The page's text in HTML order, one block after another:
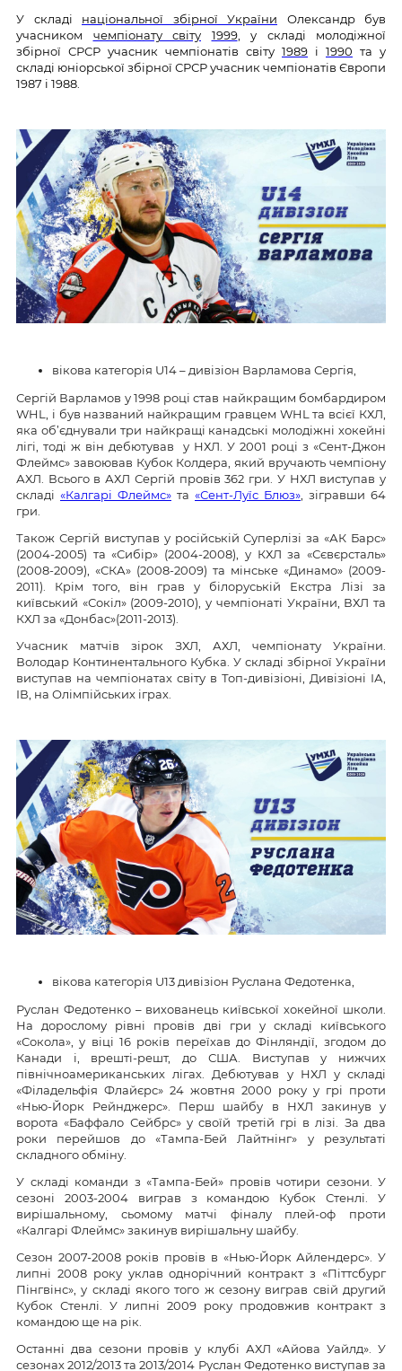
У складі національної збірної України Олександр був
учасником чемпіонату світу 1999, у складі молодіжної
збірної СРСР учасник чемпіонатів світу 1989 і 1990 та у
складі юніорської збірної СРСР учасник чемпіонатів Європи
1987 і 1988.
вікова категорія U14 – дивізіон Варламова Сергія,
Сергій Варламов у 1998 році став найкращим бомбардиром
WHL, і був названий найкращим гравцем WHL та всієї КХЛ,
яка об’єднували три найкращі канадські молодіжні хокейні
лігі, тоді ж він дебютував у НХЛ. У 2001 році з «Сент-Джон
Флеймс» завоював Кубок Колдера, який вручають чемпіону
АХЛ. Всього в АХЛ Сергій провів 362 гри. У НХЛ виступав у
складі «Калгарі Флеймс» та «Сент-Луїс Блюз», зігравши 64
гри.
Також Сергій виступав у російській Суперлізі за «АК Барс»
(2004-2005) та «Сибір» (2004-2008), у КХЛ за «Сєвєрсталь»
(2008-2009), «СКА» (2008-2009) та мінське «Динамо» (2009-
2011). Крім того, він грав у білоруській Екстра Лізі за
київський «Сокіл» (2009-2010), у чемпіонаті України, ВХЛ та
КХЛ за «Донбас»(2011-2013).
Учасник матчів зірок ЗХЛ, АХЛ, чемпіонату України.
Володар Континентального Кубка. У складі збірної України
виступав на чемпіонатах світу в Топ-дивізіоні, Дивізіоні ІА,
ІВ, на Олімпійських іграх.
вікова категорія U13 дивізіон Руслана Федотенка,
Руслан Федотенко – вихованець київської хокейної школи.
На дорослому рівні провів дві гри у складі київського
«Сокола», у віці 16 років переїхав до Фінляндії, згодом до
Канади і, врешті-решт, до США. Виступав у нижчих
північноамериканських лігах. Дебютував у НХЛ у складі
«Філадельфія Флайєрс» 24 жовтня 2000 року у грі проти
«Нью-Йорк Рейнджерс». Перш шайбу в НХЛ закинув у
ворота «Баффало Сейбрс» у своїй третій грі в лізі. За два
роки перейшов до «Тампа-Бей Лайтнінг» у результаті
складного обміну.
У складі команди з «Тампа-Бей» провів чотири сезони. У
сезоні 2003-2004 виграв з командою Кубок Стенлі. У
вирішальному, сьомому матчі фіналу плей-оф проти
«Калгарі Флеймс» закинув вирішальну шайбу.
Сезон 2007-2008 років провів в «Нью-Йорк Айлендерс». У
липні 2008 року уклав однорічний контракт з «Піттсбург
Пінгвінс», у складі якого того ж сезону виграв свій другий
Кубок Стенлі. У липні 2009 року продовжив контракт з
командою ще на рік.
Останні два сезони провів у клубі АХЛ «Айова Уайлд». У
сезонах 2012/2013 та 2013/2014 Руслан Федотенко виступав за